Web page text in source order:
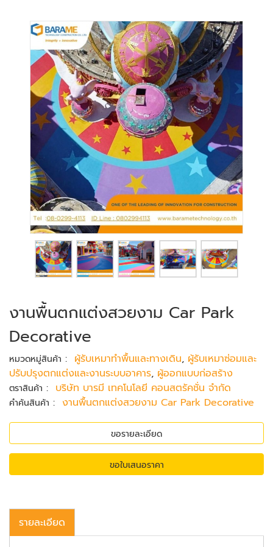
งานพื้นตกแต่งสวยงาม Car Park
Decorative
หมวดหมู่สินค้า : ผู้รับเหมาทำพื้นและทางเดิน, ผู้รับเหมาซ่อมและ
ปรับปรุงตกแต่งและงานระบบอาคาร, ผู้ออกแบบก่อสร้าง
ตราสินค้า : บริษัท บารมี เทคโนโลยี คอนสตรัคชั่น จำกัด
คำค้นสินค้า : งานพื้นตกแต่งสวยงาม Car Park Decorative
ขอรายละเอียด
ขอใบเสนอราคา
รายละเอียด